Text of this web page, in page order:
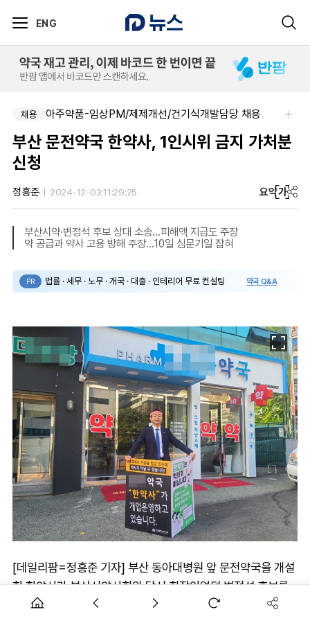
ENG
채용 아주약품-임상PM/제제개선/건기식개발담당 채용
부산 문전약국 한약사, 1인시위 금지 가처분
신청
정흥준 2024-12-03 11:29:25 요약가
부산시약·변정석 후보 상대 소송...피해액 지급도 주장
약 공급과 약사 고용 방해 주장...10일 심문기일 잡혀
PR 법률 · 세무 · 노무 · 개국 · 대출 · 인테리어 무료 컨설팅 약국 Q&A
[데일리팜=정흥준 기자] 부산 동아대병원 앞 문전약국을 개설
한 한약사가 부산시약사회와 당시 회장이었던 변정석 후보를
상대로 시위금지 가처분 소송을 제기했다.